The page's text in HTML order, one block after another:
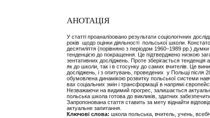
АНОТАЦІЯ
У статті проаналізовано результати соціологічних
років щодо оцінки діяльності польської школи.
десятиліття (порівняно з періодом 1960–1989 рр.)
тенденцією до покращення. Це підтверджено низкою
зентативних досліджень. Проте зберігається тенденція
як до школи, так і в стосунку до самих вчителів. Це
досліджень, і з опитувань, проведених у Польщі після
обумовлена динамікою розвитку польської системи
вах соціальних змін і трансформації в напрямі
Незважаючи на видимий прогрес, залишається
польська школа готова до викликів, здатних
Запропонована стаття ставить за мету віднайти
актуальне запитання.
Ключові слова: школа польська, вчитель, учень,